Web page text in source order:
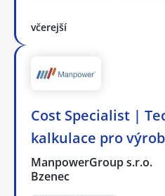
včerejší
Cost Specialist |
kalkulace pro
ManpowerGroup s.r.o.
Bzenec